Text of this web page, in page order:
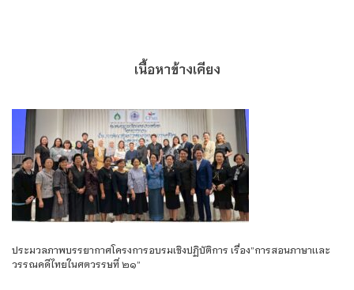
เนื้อหาข้างเคียง
ประมวลภาพบรรยากาศโครงการอบรมเชิงปฏิบัติการ เรื่อง”การสอนภาษาเเละ
วรรณคดีไทยในศตวรรษที่ ๒๑”